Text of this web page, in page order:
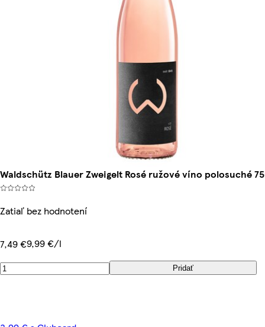
Waldschütz Blauer Zweigelt Rosé ružové víno polosuché
Zatiaľ bez hodnotení
7,49 €9,99 €/l
Pridať